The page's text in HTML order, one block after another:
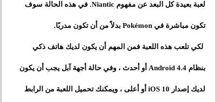
لعبة بعيدة كل البعد عن مفهوم Niantic. في هذه الحالة سوف
تكون مباشرة في Pokémon بدلاً من أن تكون مدربًا.
لكي تلعب هذه اللعبة فمن المهم أن يكون لديك هاتف ذكي
بنظام Android 4.4 أو أحدث ، وفي حالة أجهة آبل يجب أن يكون
لديك إصدار iOS 10 أو أعلى ، ويمكنك تحميل اللعبة من الرابط